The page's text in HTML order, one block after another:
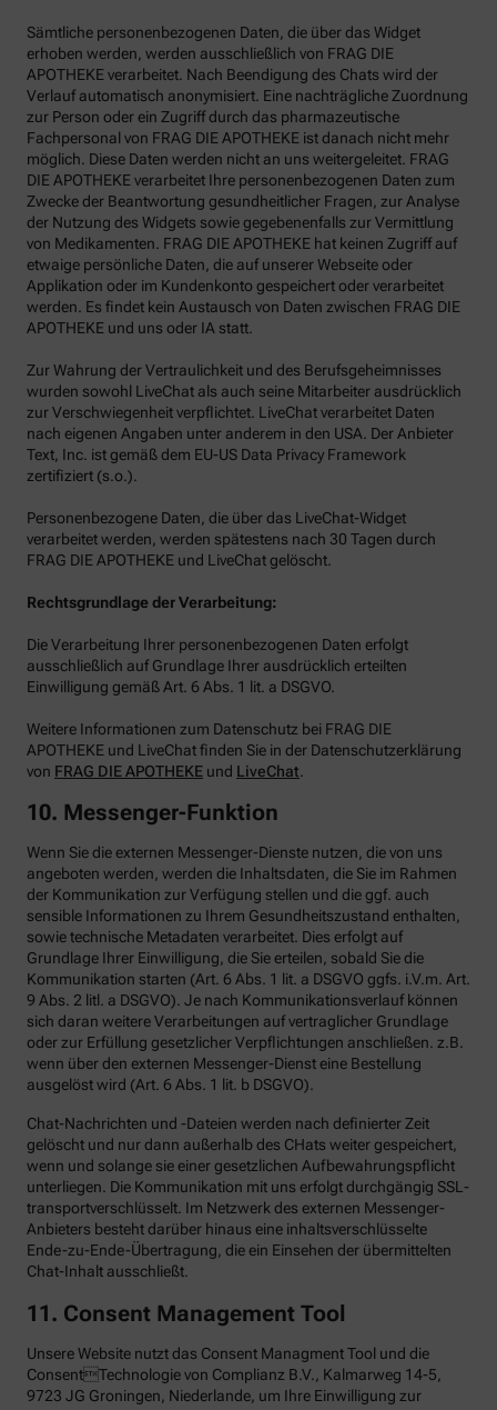
Sämtliche personenbezogenen Daten, die über das Widget
erhoben werden, werden ausschließlich von FRAG DIE
APOTHEKE verarbeitet. Nach Beendigung des Chats wird der
Verlauf automatisch anonymisiert. Eine nachträgliche Zuordnung
zur Person oder ein Zugriff durch das pharmazeutische
Fachpersonal von FRAG DIE APOTHEKE ist danach nicht mehr
möglich. Diese Daten werden nicht an uns weitergeleitet. FRAG
DIE APOTHEKE verarbeitet Ihre personenbezogenen Daten zum
Zwecke der Beantwortung gesundheitlicher Fragen, zur Analyse
der Nutzung des Widgets sowie gegebenenfalls zur Vermittlung
von Medikamenten. FRAG DIE APOTHEKE hat keinen Zugriff auf
etwaige persönliche Daten, die auf unserer Webseite oder
Applikation oder im Kundenkonto gespeichert oder verarbeitet
werden. Es findet kein Austausch von Daten zwischen FRAG DIE
APOTHEKE und uns oder IA statt.
Zur Wahrung der Vertraulichkeit und des Berufsgeheimnisses
wurden sowohl LiveChat als auch seine Mitarbeiter ausdrücklich
zur Verschwiegenheit verpflichtet. LiveChat verarbeitet Daten
nach eigenen Angaben unter anderem in den USA. Der Anbieter
Text, Inc. ist gemäß dem EU-US Data Privacy Framework
zertifiziert (s.o.).
Personenbezogene Daten, die über das LiveChat-Widget
verarbeitet werden, werden spätestens nach 30 Tagen durch
FRAG DIE APOTHEKE und LiveChat gelöscht.
Rechtsgrundlage der Verarbeitung:
Die Verarbeitung Ihrer personenbezogenen Daten erfolgt
ausschließlich auf Grundlage Ihrer ausdrücklich erteilten
Einwilligung gemäß Art. 6 Abs. 1 lit. a DSGVO.
Weitere Informationen zum Datenschutz bei FRAG DIE
APOTHEKE und LiveChat finden Sie in der Datenschutzerklärung
von FRAG DIE APOTHEKE und LiveChat
10. Messenger-Funktion
Wenn Sie die externen Messenger-Dienste nutzen, die von uns
angeboten werden, werden die Inhaltsdaten, die Sie im Rahmen
der Kommunikation zur Verfügung stellen und die ggf. auch
sensible Informationen zu Ihrem Gesundheitszustand enthalten,
sowie technische Metadaten verarbeitet. Dies erfolgt auf
Grundlage Ihrer Einwilligung, die Sie erteilen, sobald Sie die
Kommunikation starten (Art. 6 Abs. 1 lit. a DSGVO ggfs. i.V.m. Art.
9 Abs. 2 litl. a DSGVO). Je nach Kommunikationsverlauf können
sich daran weitere Verarbeitungen auf vertraglicher Grundlage
oder zur Erfüllung gesetzlicher Verpflichtungen anschließen. z.B.
wenn über den externen Messenger-Dienst eine Bestellung
ausgelöst wird (Art. 6 Abs. 1 lit. b DSGVO).
Chat-Nachrichten und -Dateien werden nach definierter Zeit
gelöscht und nur dann außerhalb des CHats weiter gespeichert,
wenn und solange sie einer gesetzlichen Aufbewahrungspflicht
unterliegen. Die Kommunikation mit uns erfolgt durchgängig SSL-
transportverschlüsselt. Im Netzwerk des externen Messenger-
Anbieters besteht darüber hinaus eine inhaltsverschlüsselte
Ende-zu-Ende-Übertragung, die ein Einsehen der übermittelten
Chat-Inhalt ausschließt.
11. Consent Management Tool
Unsere Website nutzt das Consent Managment Tool und die
ConsentTechnologie von Complianz B.V., Kalmarweg 14-5,
9723 JG Groningen, Niederlande, um Ihre Einwilligung zur